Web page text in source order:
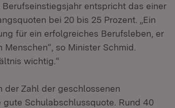
entspricht das einer
bei 20 bis 25 Prozent. „Ein
für ein erfolgreiches Berufsleben, er
so Minister Schmid.
wichtig.“
der Zahl der geschlossenen
Schulabschlussquote. Rund 40